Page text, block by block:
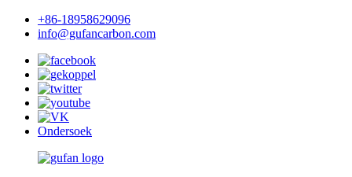
+86-18958629096
info@gufancarbon.com
Ondersoek